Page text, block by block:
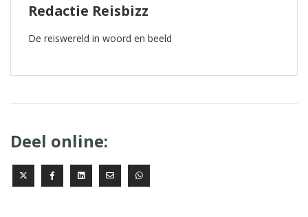
Redactie Reisbizz
De reiswereld in woord en beeld
Deel online: